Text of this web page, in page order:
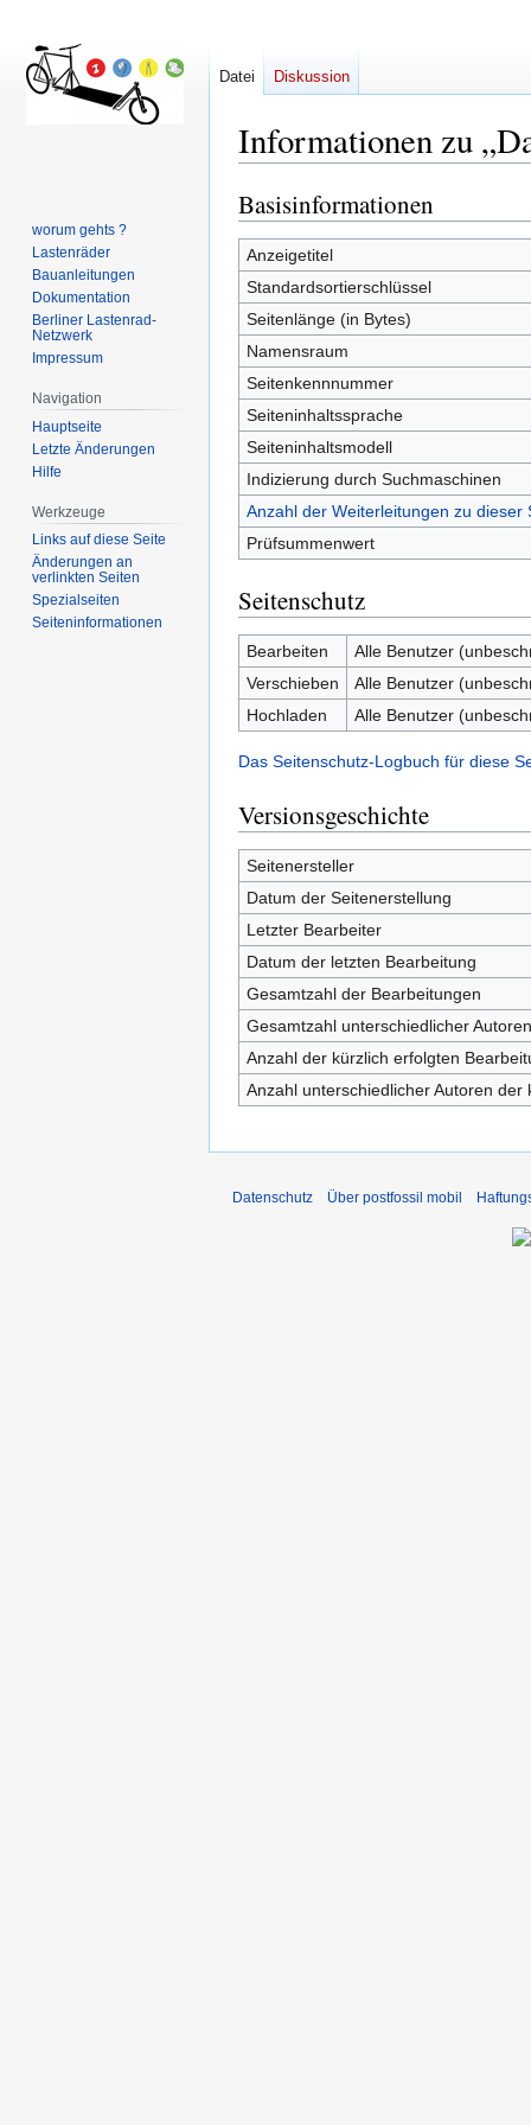
Informationen zu
Zur
Navigation
springen
Zur
Suche
springen
Basisinformationen
Anzeigetitel
Standardsortierschlüssel
Seitenlänge (in Bytes)
Namensraum
Seitenkennnummer
Seiteninhaltssprache
Seiteninhaltsmodell
Indizierung durch Suchmaschinen
Anzahl der Weiterleitungen zu dieser
Prüfsummenwert
Seitenschutz
Bearbeiten
Alle Benutzer
Verschieben
Alle Benutzer
Hochladen
Alle Benutzer
Das Seitenschutz-Logbuch für diese
Versionsgeschichte
Seitenersteller
Datum der Seitenerstellung
Letzter Bearbeiter
Datum der letzten Bearbeitung
Gesamtzahl der Bearbeitungen
Gesamtzahl unterschiedlicher Autoren
Anzahl der kürzlich erfolgten
Anzahl unterschiedlicher Autoren
Datei Diskussion
worum gehts ?
Lastenräder
Bauanleitungen
Dokumentation
Berliner Lastenrad-
Netzwerk
Impressum
Navigation
Hauptseite
Letzte Änderungen
Hilfe
Werkzeuge
Links auf diese Seite
Änderungen an
verlinkten Seiten
Spezialseiten
Seiten­informationen
Datenschutz Über postfossil mobil